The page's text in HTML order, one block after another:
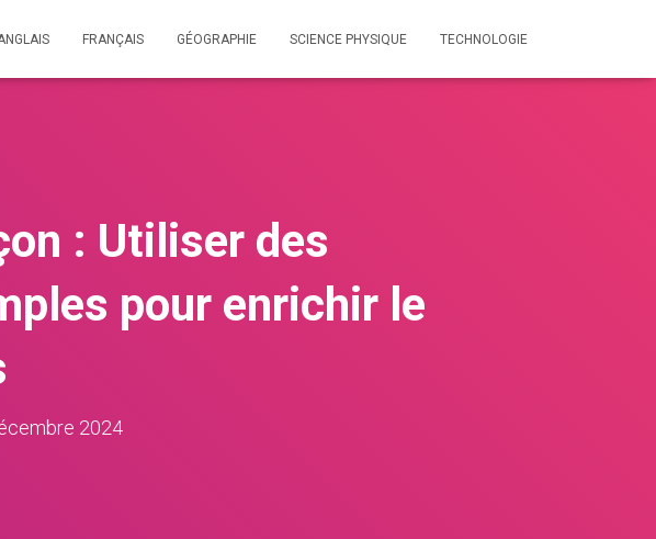
FRANÇAIS GÉOGRAPHIE SCIENCE PHYSIQUE TECHNOLOGIE
: Utiliser des
pour enrichir le
2024